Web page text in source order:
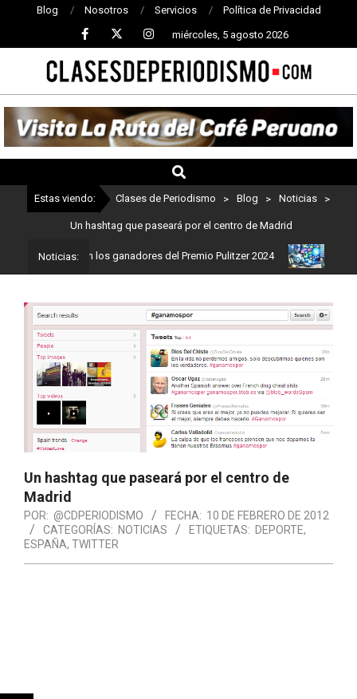
Blog Nosotros Servicios Política de Privacidad
miércoles, 5 agosto 2026
CLASES
DE
PERIODISMO
Estas viendo: Clases de Periodismo > Blog > Noticias >
Un hashtag que paseará por el centro de Madrid
Noticias:
Estos son los ganadores del Premio Pulitzer 2024
Un hashtag que paseará por el centro de
Madrid
POR: @CDPERIODISMO FECHA: 10 DE FEBRERO DE 2012
CATEGORÍAS: NOTICIAS ETIQUETAS: DEPORTE,
ESPAÑA, TWITTER